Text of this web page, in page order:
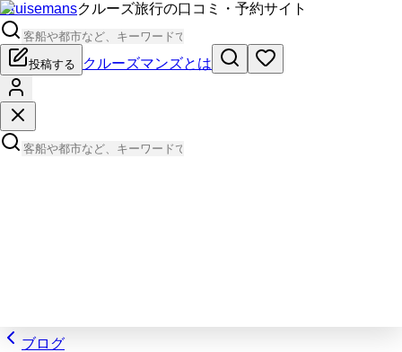
Cruisemansクルーズ旅行の口コミ・予約サイト
投稿する クルーズマンズとは
ブログ